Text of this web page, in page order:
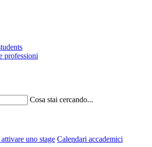
professioni
Cosa stai cercando...
uno stage Calendari accademici